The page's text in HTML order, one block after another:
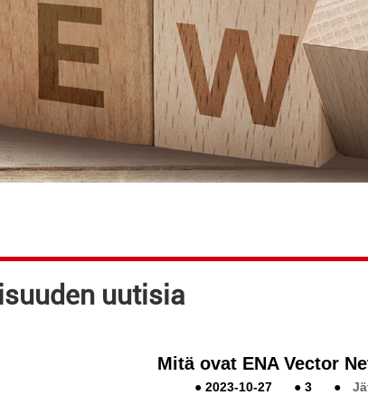
uutisia
Mitä ovat ENA Vector
●2023-10-27 ●3 ●